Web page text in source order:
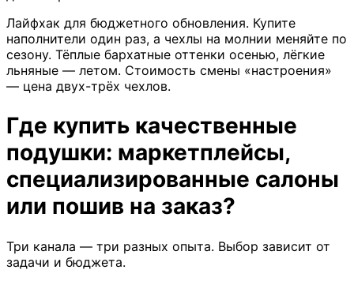
Лайфхак для бюджетного обновления. Купите
наполнители один раз, а чехлы на молнии меняйте по
сезону. Тёплые бархатные оттенки осенью, лёгкие
льняные — летом. Стоимость смены «настроения»
— цена двух-трёх чехлов.
Где купить качественные
подушки: маркетплейсы,
специализированные салоны
или пошив на заказ?
Три канала — три разных опыта. Выбор зависит от
задачи и бюджета.